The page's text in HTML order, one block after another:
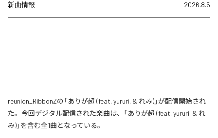
新曲情報 2026.8.5
reunion_RibbonZの「ありが超 (feat. yururi. & れみ)」が配信開始され
た。今回デジタル配信された楽曲は、「ありが超 (feat. yururi. & れ
み)」を含む全1曲となっている。